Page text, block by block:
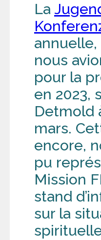
La
nous
pour la
en 2023,
Detmold
mars.
encore,
pu
Mission
stand
sur la